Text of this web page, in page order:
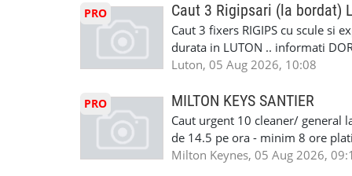
status obligatoriu •varsta
compania aplica pentru
•oferim: - training platit (3 zile-
nedeterminata. -full time/ part-
masinii). Acceptam cu permis
Enfield - Weybridge - Romford -
programari la interviu apelati
PRO Caut 3 Rigipsari (la bordat)
Caut 3 fixers RIGIPS cu scule si
durata in LUTON .. informati
Luton, 05 Aug 2026, 10:08
PRO MILTON KEYS SANTIER
Caut urgent 10 cleaner/ general
de 14.5 pe ora - minim 8 ore
la Amazon. Munca este usoara,
Milton Keynes, 05 Aug 2026,